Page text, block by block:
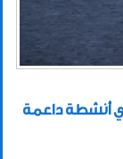
أنشطة داعمة